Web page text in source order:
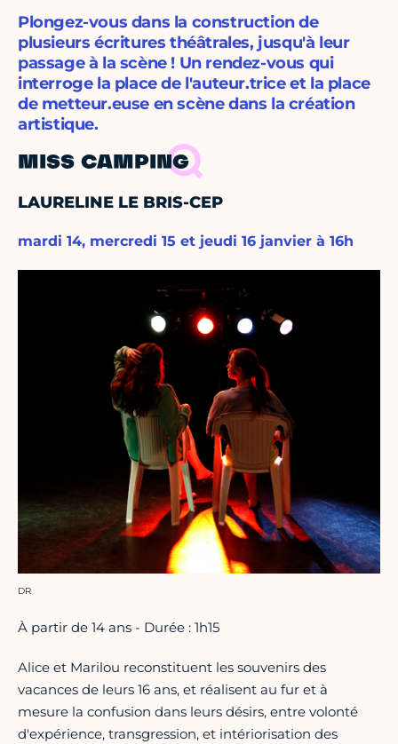
Plongez-vous dans la construction de
plusieurs écritures théâtrales, jusqu'à leur
passage à la scène ! Un rendez-vous qui
interroge la place de l'auteur.trice et la place
de metteur.euse en scène dans la création
artistique.
MISS CAMPING
LAURELINE LE BRIS-CEP
mardi 14, mercredi 15 et jeudi 16 janvier à 16h
Crédit photo :
DR
À partir de 14 ans - Durée : 1h15
Alice et Marilou reconstituent les souvenirs des
vacances de leurs 16 ans, et réalisent au fur et à
mesure la confusion dans leurs désirs, entre volonté
d'expérience, transgression, et intériorisation des